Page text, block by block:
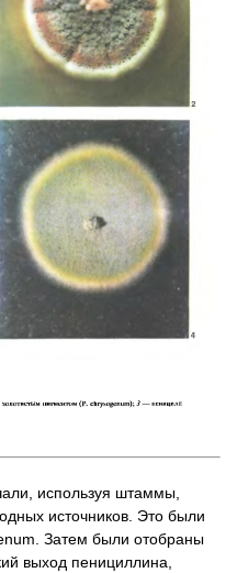
используя штаммы,
источников. Это были
Затем были отобраны
выход пенициллина,